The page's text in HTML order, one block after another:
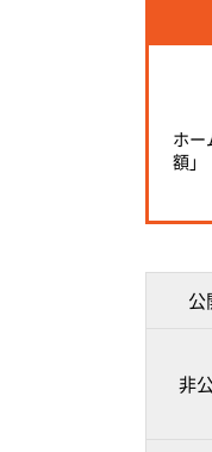
ホー
額」
公
非